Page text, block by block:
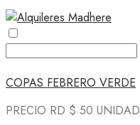
COPAS FEBRERO VERDE
PRECIO RD $ 50 UNIDAD